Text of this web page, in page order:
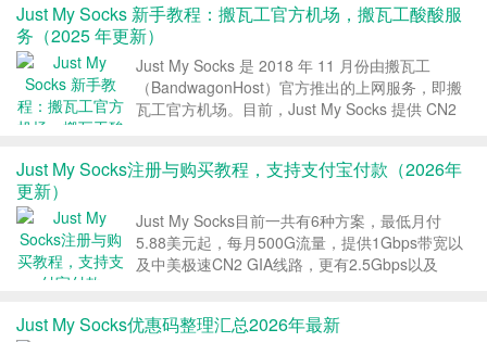
用教程版...
Just My Socks 新手教程：搬瓦工官方机场，搬瓦工酸酸服
务（2025 年更新）
Just My Socks 是 2018 年 11 月份由搬瓦工
（BandwagonHost）官方推出的上网服务，即搬
瓦工官方机场。目前，Just My Socks 提供 CN2
Just My Socks注册与购买教程，支持支付宝付款（2026年
更新）
Just My Socks目前一共有6种方案，最低月付
5.88美元起，每月500G流量，提供1Gbps带宽以
及中美极速CN2 GIA线路，更有2.5Gbps以及
Socks...
Just My Socks优惠码整理汇总2026年最新